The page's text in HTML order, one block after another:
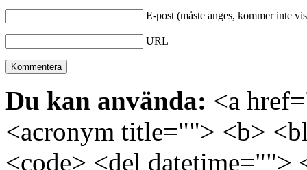
E-post (måste anges, kommer inte
URL
Du kan använda: <a
<acronym title=""> <b>
<code> <del